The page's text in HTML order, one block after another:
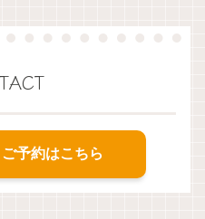
予約はこちら